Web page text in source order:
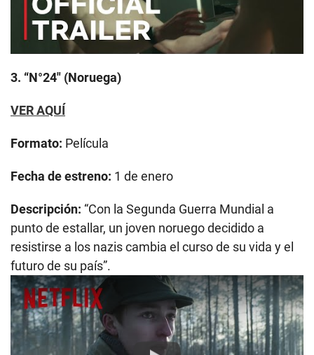
3. “N°24″ (Noruega)
VER AQUÍ
Formato: Película
Fecha de estreno: 1 de enero
Descripción: “Con la Segunda Guerra Mundial a
punto de estallar, un joven noruego decidido a
resistirse a los nazis cambia el curso de su vida y el
futuro de su país”.